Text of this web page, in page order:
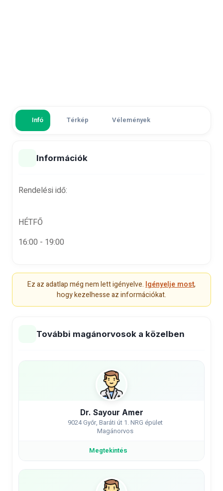
Infó Térkép Vélemények
Információk
Rendelési idő:
HÉTFŐ
16:00 - 19:00
Ez az adatlap még nem lett igényelve. Igényelje most,
hogy kezelhesse az információkat.
További magánorvosok a közelben
Dr. Sayour Amer
9024 Győr, Baráti út 1. NRG épület
Magánorvos
Megtekintés